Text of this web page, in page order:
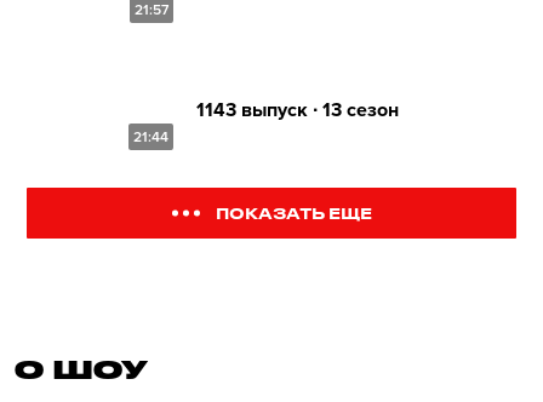
21:57
21:44
1143 выпуск ∙ 13 сезон
ПОКАЗАТЬ ЕЩЕ
О ШОУ